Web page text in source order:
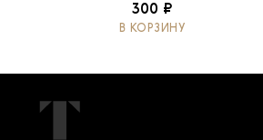
300 ₽
В КОРЗИНУ